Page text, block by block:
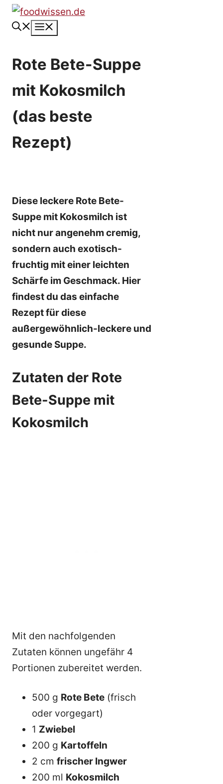
Zum
Inhalt
Rote Bete-Suppe
mit Kokosmilch
(das beste
Rezept)
Diese leckere Rote Bete-
Suppe mit Kokosmilch ist
nicht nur angenehm cremig,
sondern auch exotisch-
fruchtig mit einer leichten
Schärfe im Geschmack. Hier
findest du das einfache
Rezept für diese
außergewöhnlich-leckere und
gesunde Suppe.
Zutaten der Rote
Bete-Suppe mit
Kokosmilch
Mit den nachfolgenden
Zutaten können ungefähr 4
Portionen zubereitet werden.
500 g Rote Bete (frisch
oder vorgegart)
1 Zwiebel
200 g Kartoffeln
2 cm frischer Ingwer
200 ml Kokosmilch